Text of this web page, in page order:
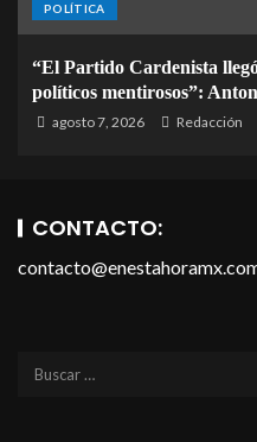
POLÍTICA
“El Partido Cardenista
políticos mentirosos”:
agosto 7, 2026 Redacción
CONTACTO: